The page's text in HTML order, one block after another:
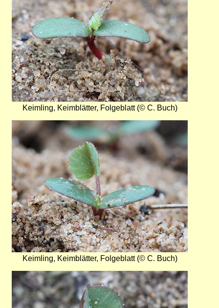
Keimling, Keimblätter, Folgeblatt (© C. Buch)
Bild
Keimling, Keimblätter, Folgeblatt (© C. Buch)
Bild